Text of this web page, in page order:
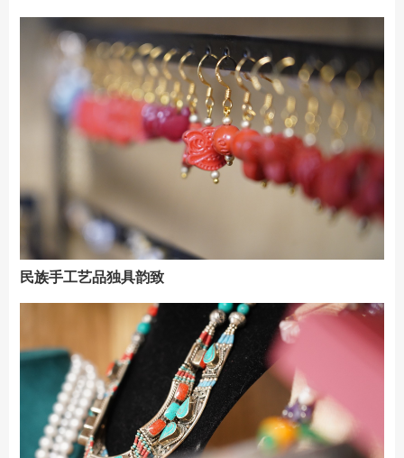
民族手工艺品独具韵致